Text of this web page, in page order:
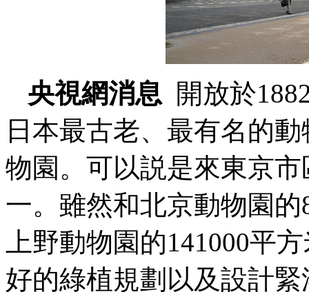
央視網消息 開放於
日本最古老、最有名的
物園。可以説是來東京
一。雖然和北京動物園
上野動物園的141000平
好的綠植規劃以及設計